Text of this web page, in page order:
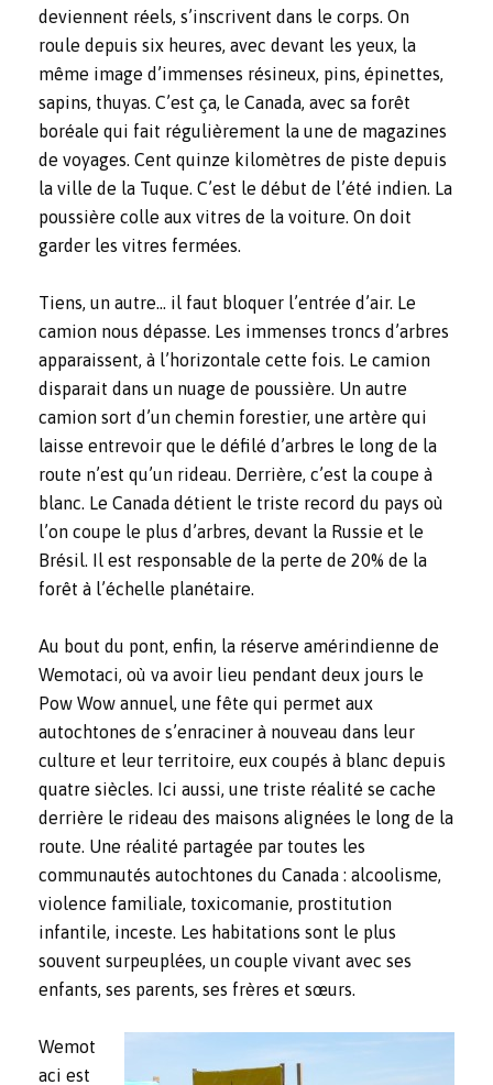
deviennent réels, s’inscrivent dans le corps. On
roule depuis six heures, avec devant les yeux, la
même image d’immenses résineux, pins, épinettes,
sapins, thuyas. C’est ça, le Canada, avec sa forêt
boréale qui fait régulièrement la une de magazines
de voyages. Cent quinze kilomètres de piste depuis
la ville de la Tuque. C’est le début de l’été indien. La
poussière colle aux vitres de la voiture. On doit
garder les vitres fermées.
Tiens, un autre… il faut bloquer l’entrée d’air. Le
camion nous dépasse. Les immenses troncs d’arbres
apparaissent, à l’horizontale cette fois. Le camion
disparait dans un nuage de poussière. Un autre
camion sort d’un chemin forestier, une artère qui
laisse entrevoir que le défilé d’arbres le long de la
route n’est qu’un rideau. Derrière, c’est la coupe à
blanc. Le Canada détient le triste record du pays où
l’on coupe le plus d’arbres, devant la Russie et le
Brésil. Il est responsable de la perte de 20% de la
forêt à l’échelle planétaire.
Au bout du pont, enfin, la réserve amérindienne de
Wemotaci, où va avoir lieu pendant deux jours le
Pow Wow annuel, une fête qui permet aux
autochtones de s’enraciner à nouveau dans leur
culture et leur territoire, eux coupés à blanc depuis
quatre siècles. Ici aussi, une triste réalité se cache
derrière le rideau des maisons alignées le long de la
route. Une réalité partagée par toutes les
communautés autochtones du Canada : alcoolisme,
violence familiale, toxicomanie, prostitution
infantile, inceste. Les habitations sont le plus
souvent surpeuplées, un couple vivant avec ses
enfants, ses parents, ses frères et sœurs.
Wemot
aci est